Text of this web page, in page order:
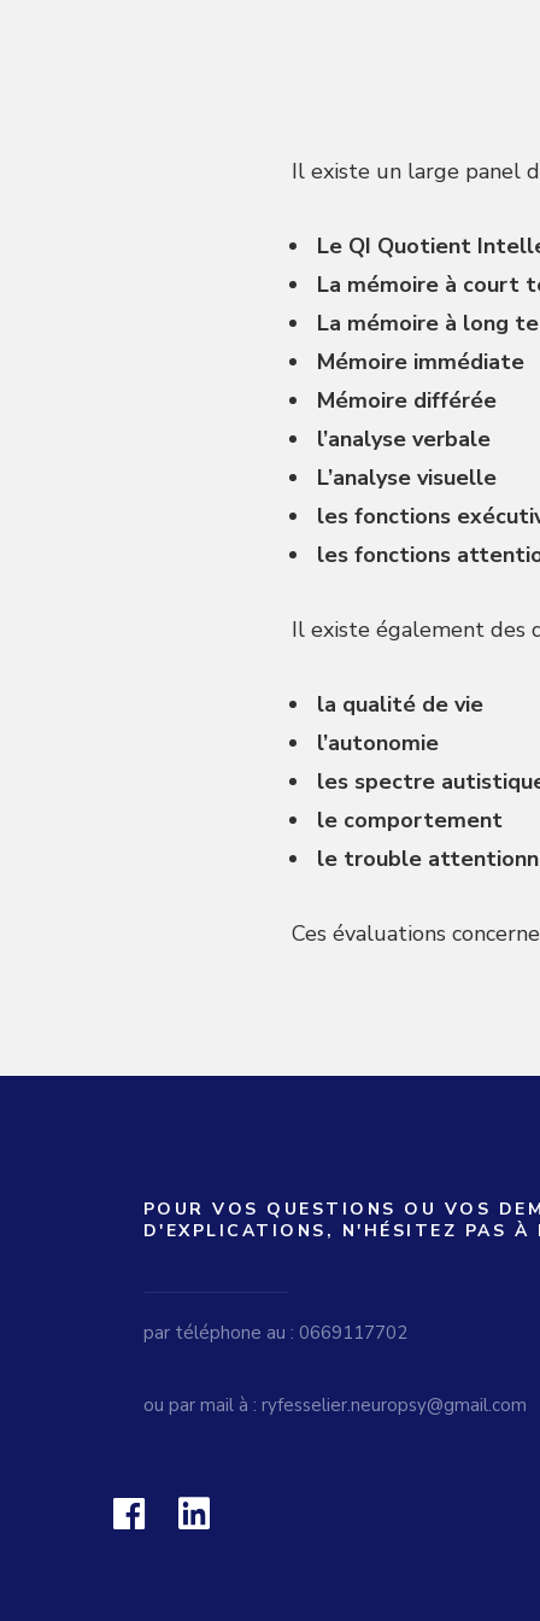
Il existe un large panel
Le QI Quotient
La mémoire à court
La mémoire à long
Mémoire immédiate
Mémoire différée
l’analyse verbale
L’analyse visuelle
les fonctions
les fonctions
Il existe également des
la qualité de vie
l’autonomie
les spectre
le comportement
le trouble
Ces évaluations
POUR VOS QUESTIONS OU VOS
D'EXPLICATIONS, N'HÉSITEZ PAS À
par téléphone au : 0669117702
ou par mail à : ryfesselier.neuropsy@gmail.com